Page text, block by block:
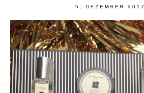
5. DEZEMBER 2017